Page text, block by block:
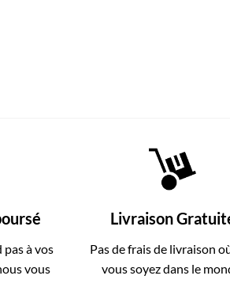
à vos
vous
Livraison
Pas de frais de livraison
vous soyez dans le